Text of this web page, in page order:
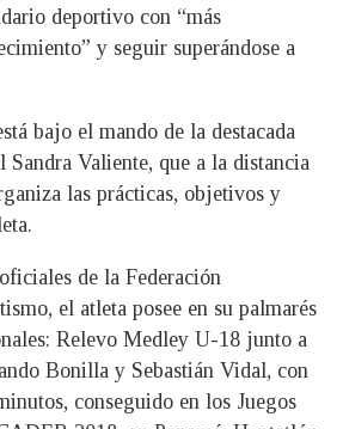
deportivo con “más
y seguir superándose a
bajo el mando de la destacada
Sandra Valiente, que a la distancia
las prácticas, objetivos y
de la Federación
el atleta posee en su palmarés
Relevo Medley U-18 junto a
Bonilla y Sebastián Vidal, con
conseguido en los Juegos